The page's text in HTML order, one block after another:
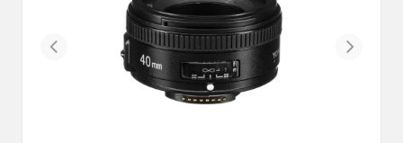
Previous Next